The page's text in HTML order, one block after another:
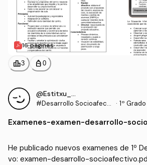
16 páginas
leaderboard3 personal_bag 0
@Estitxu_98
#Desarrollo Socioafecti
· 1º
Examenes-examen-desarrollo-
He publicado nuevos examenes de 1º
vo: examen-desarrollo-